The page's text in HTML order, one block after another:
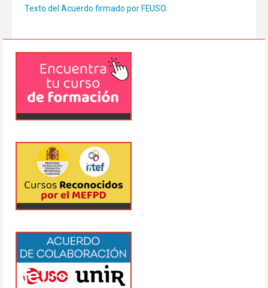
Texto del Acuerdo firmado por FEUSO.